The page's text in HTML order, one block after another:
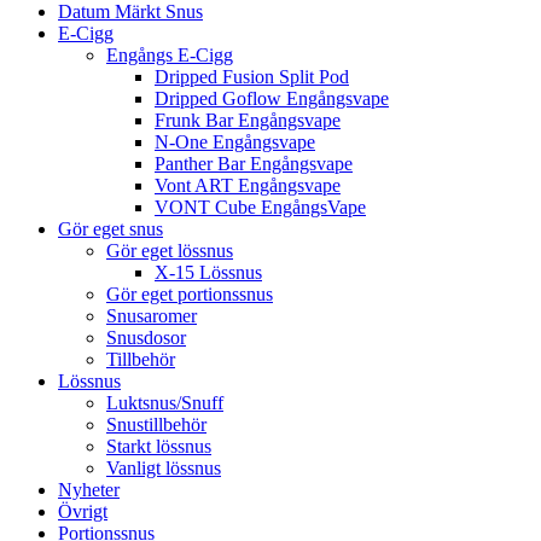
Datum Märkt Snus
E-Cigg
Engångs E-Cigg
Dripped Fusion Split Pod
Dripped Goflow Engångsvape
Frunk Bar Engångsvape
N-One Engångsvape
Panther Bar Engångsvape
Vont ART Engångsvape
VONT Cube EngångsVape
Gör eget snus
Gör eget lössnus
X-15 Lössnus
Gör eget portionssnus
Snusaromer
Snusdosor
Tillbehör
Lössnus
Luktsnus/Snuff
Snustillbehör
Starkt lössnus
Vanligt lössnus
Nyheter
Övrigt
Portionssnus